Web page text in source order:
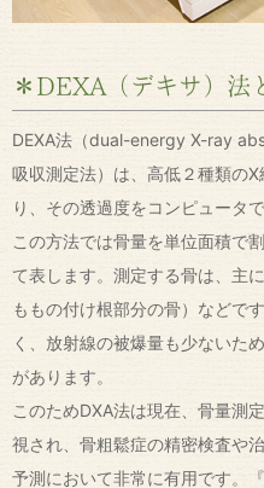
＊DEXA（デキサ）法
DEXA法（dual-energy X-ray
吸収測定法）は、高低２種類の
り、その透過度をコンピュータ
この方法では骨量を単位面積で
て表します。測定する骨は、主
ももの付け根部分の骨）などで
く、放射線の被爆量も少ないた
があります。
このためDXA法は現在、骨量測
視され、骨粗鬆症の精密検査や
予測において非常に有用です。